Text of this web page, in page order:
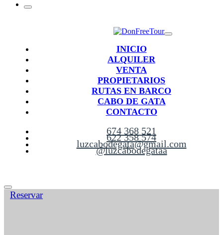
INICIO
ALQUILER
VENTA
PROPIETARIOS
RUTAS EN BARCO
CABO DE GATA
CONTACTO
674 368 521
622 358 574
luzcabodegata@gmail.com
@luzcabodegataa
Reservar